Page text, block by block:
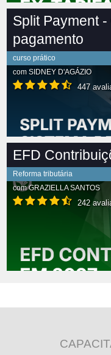
Split Payment
pagamento
curso prático
com SIDNEY D'AGÁZIO
447
EFD
Reforma tributária
comGRAZIELLA SANTOS
242